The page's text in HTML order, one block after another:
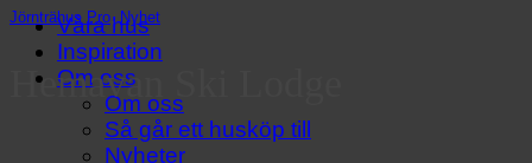
Våra hus
Inspiration
Om oss
Om oss
Så går ett husköp till
Nyheter
Jörnträhus Pro, Nyhet
Hemavan Ski Lodge